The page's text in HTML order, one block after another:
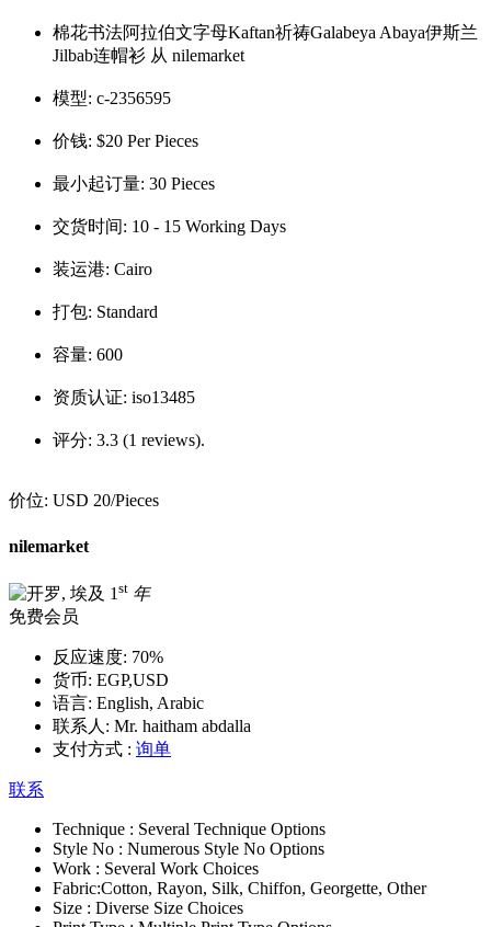
棉花书法阿拉伯文字母Kaftan祈祷Galabeya Abaya伊斯兰
Jilbab连帽衫 从 nilemarket
模型: c-2356595
价钱: $20 Per Pieces
最小起订量: 30 Pieces
交货时间: 10 - 15 Working Days
装运港: Cairo
打包: Standard
容量: 600
资质认证: iso13485
评分: 3.3 (1 reviews).
价位: USD 20/Pieces
nilemarket
1 st 年
免费会员
反应速度: 70%
货币: EGP,USD
语言: English, Arabic
联系人: Mr. haitham abdalla
支付方式 : 询单
联系
Technique : Several Technique Options
Style No : Numerous Style No Options
Work : Several Work Choices
Fabric:Cotton, Rayon, Silk, Chiffon, Georgette, Other
Size : Diverse Size Choices